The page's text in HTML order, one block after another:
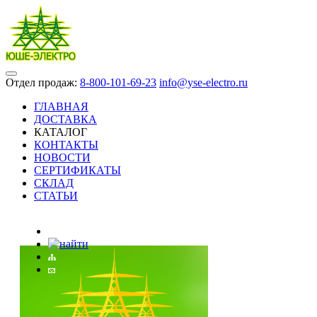
Отдел продаж: 8-800-101-69-23 info@yse-electro.ru
ГЛАВНАЯ
ДОСТАВКА
КАТАЛОГ
КОНТАКТЫ
НОВОСТИ
СЕРТИФИКАТЫ
СКЛАД
СТАТЬИ